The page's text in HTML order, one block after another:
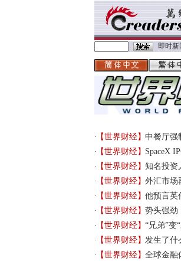
即时新
【世界财经】中餐厅强
【世界财经】SpaceX
【世界财经】知名投资
【世界财经】外汇市场
【世界财经】他预言英
【世界财经】势头强劲
【世界财经】“兄弟”变
【世界财经】发生了什
【世界财经】全球金融